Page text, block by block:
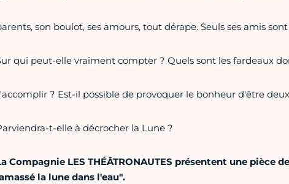
son boulot, ses amours, tout dérape. Seuls ses amis
qui peut-elle vraiment compter ? Quels sont les fardeaux
? Est-il possible de provoquer le bonheur d'être
t-elle à décrocher la Lune ?
Compagnie LES THÉÂTRONAUTES présentent une pièce
la lune dans l'eau".